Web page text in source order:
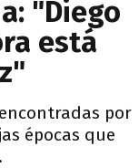
"Diego
está
por
épocas que